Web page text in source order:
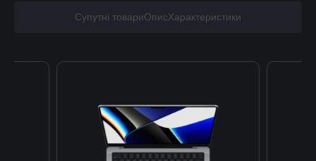
Супутні товариОписХарактеристики